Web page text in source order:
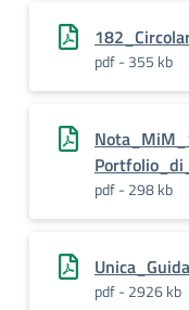
pdf - 355 kb
pdf - 298 kb
pdf - 2926 kb